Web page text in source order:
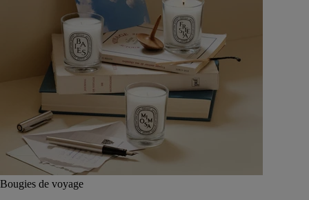
Bougies de voyage